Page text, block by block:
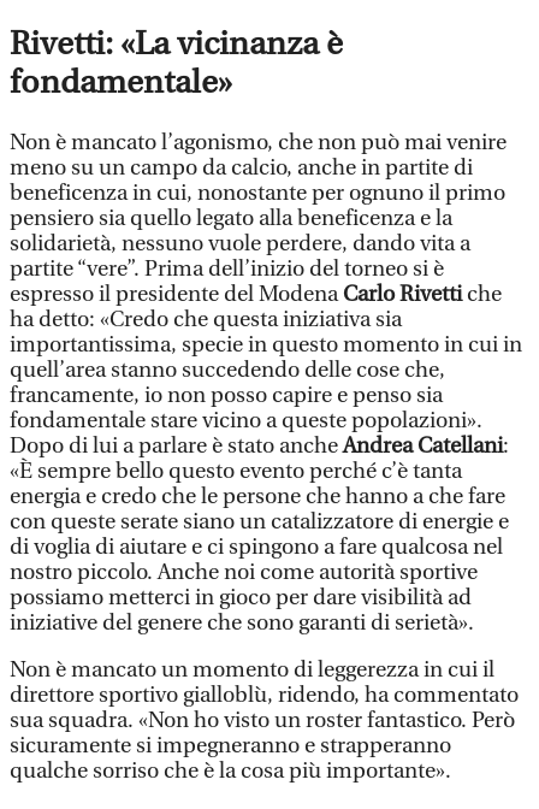
Rivetti: «La vicinanza è
fondamentale»
Non è mancato l’agonismo, che non può mai venire
meno su un campo da calcio, anche in partite di
beneficenza in cui, nonostante per ognuno il primo
pensiero sia quello legato alla beneficenza e la
solidarietà, nessuno vuole perdere, dando vita a
partite “vere”. Prima dell’inizio del torneo si è
espresso il presidente del ModenaCarlo Rivettiche
ha detto: «Credo che questa iniziativa sia
importantissima, specie in questo momento in cui in
quell’area stanno succedendo delle cose che,
francamente, io non posso capire e penso sia
fondamentale stare vicino a queste popolazioni».
Dopo di lui a parlare è stato ancheAndrea Catellani:
«È sempre bello questo evento perché c’è tanta
energia e credo che le persone che hanno a che fare
con queste serate siano un catalizzatore di energie e
di voglia di aiutare e ci spingono a fare qualcosa nel
nostro piccolo. Anche noi come autorità sportive
possiamo metterci in gioco per dare visibilità ad
iniziative del genere che sono garanti di serietà».
Non è mancato un momento di leggerezza in cui il
direttore sportivo gialloblù, ridendo, ha commentato
sua squadra. «Non ho visto un roster fantastico. Però
sicuramente si impegneranno e strapperanno
qualche sorriso che è la cosa più importante».